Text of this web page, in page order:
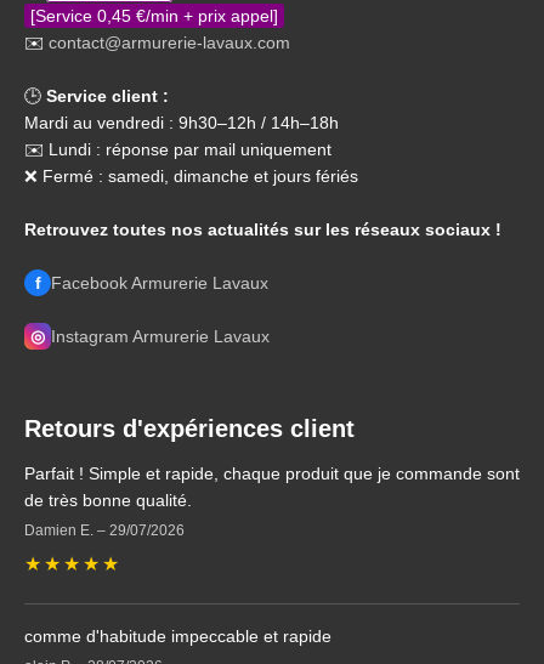
[Service 0,45 €/min + prix appel]
✉️ contact@armurerie-lavaux.com
🕒 Service client :
Mardi au vendredi : 9h30–12h / 14h–18h
✉️ Lundi : réponse par mail uniquement
❌ Fermé : samedi, dimanche et jours fériés
Retrouvez toutes nos actualités sur les réseaux sociaux !
f Facebook Armurerie Lavaux
◎ Instagram Armurerie Lavaux
Retours d'expériences client
Parfait ! Simple et rapide, chaque produit que je commande sont
de très bonne qualité.
Damien E. – 29/07/2026
★ ★ ★ ★ ★
comme d'habitude impeccable et rapide